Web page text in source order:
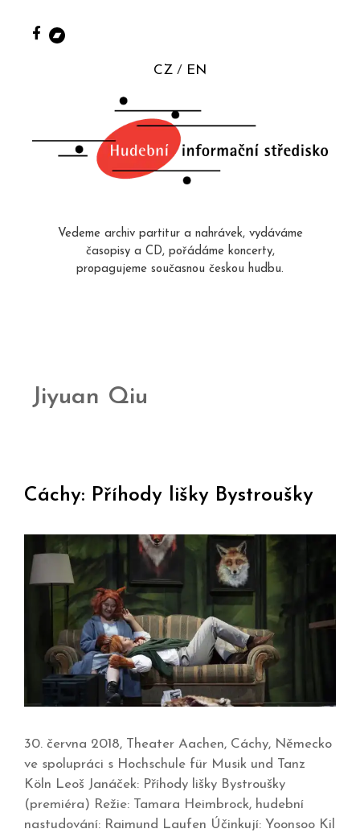
CZ EN
Vedeme archiv partitur a nahrávek, vydáváme
časopisy a CD, pořádáme koncerty,
propagujeme současnou českou hudbu.
Jiyuan Qiu
Cáchy: Příhody lišky Bystroušky
30. června 2018, Theater Aachen, Cáchy, Německo
ve spolupráci s Hochschule für Musik und Tanz
Köln Leoš Janáček: Příhody lišky Bystroušky
(premiéra) Režie: Tamara Heimbrock, hudební
nastudování: Raimund Laufen Účinkují: Yoonsoo Kil